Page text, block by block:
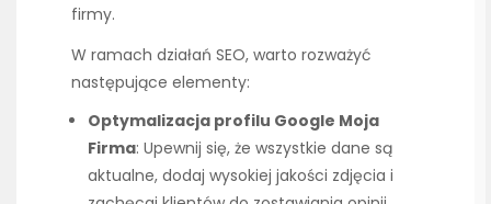
firmy.
W ramach działań SEO, warto rozważyć
następujące elementy:
Optymalizacja profilu Google Moja
Firma: Upewnij się, że wszystkie dane są
aktualne, dodaj wysokiej jakości zdjęcia i